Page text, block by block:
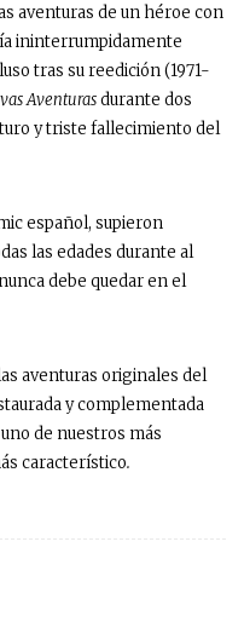
aventuras de un héroe con
ininterrumpidamente
tras su reedición (1971-
Aventurasdurante dos
y triste fallecimiento del
español, supieron
las edades durante al
debe quedar en el
aventuras originales del
y complementada
de nuestros más
característico.